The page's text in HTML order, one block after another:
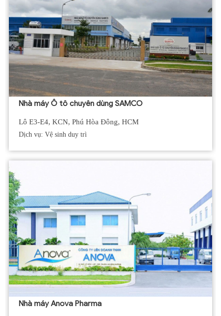
Nhà máy Ô tô chuyên dùng SAMCO
Lô E3-E4, KCN, Phú Hòa Đông, HCM
Dịch vụ: Vệ sinh duy trì
Nhà máy Anova Pharma